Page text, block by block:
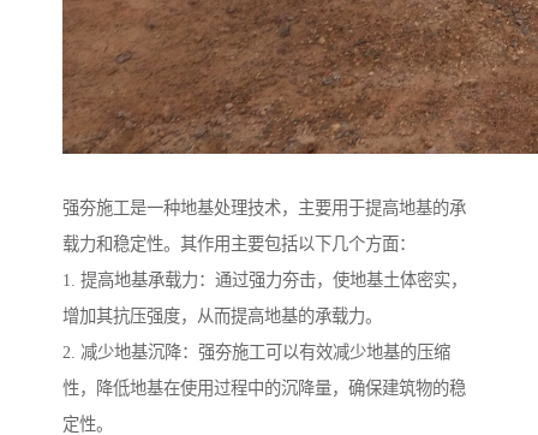
强夯施工是一种地基处理技术，主要用于提高地基的承
载力和稳定性。其作用主要包括以下几个方面：
1. 提高地基承载力：通过强力夯击，使地基土体密实，
增加其抗压强度，从而提高地基的承载力。
2. 减少地基沉降：强夯施工可以有效减少地基的压缩
性，降低地基在使用过程中的沉降量，确保建筑物的稳
定性。